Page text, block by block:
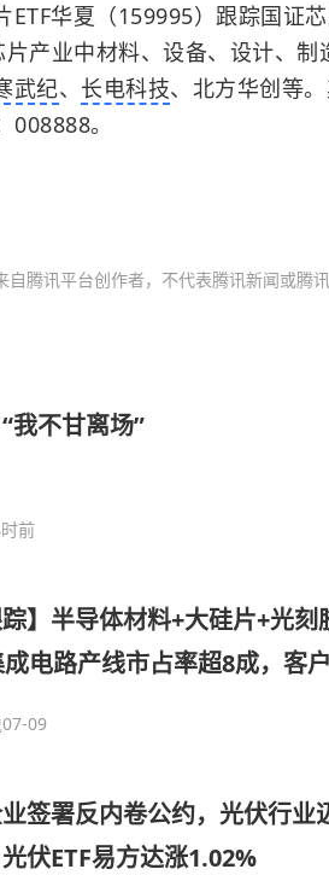
ETF华夏（159995）跟踪国证
产业中材料、设备、设计、
武纪、 长电科技、北方华创等
008888。
自腾讯平台创作者，不代表腾讯新闻或腾讯
我不甘离场”
前
踪】半导体材料+大硅片+光刻
电路产线市占率超8成，客
07-09
签署反内卷公约，光伏行业
伏ETF易方达涨1.02%